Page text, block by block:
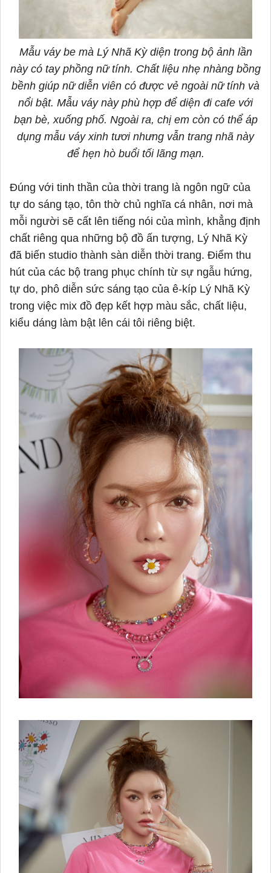
Mẫu váy be mà Lý Nhã Kỳ diện trong bộ ảnh lần
này có tay phồng nữ tính. Chất liệu nhẹ nhàng bồng
bềnh giúp nữ diễn viên có được vẻ ngoài nữ tính và
nổi bật. Mẫu váy này phù hợp để diện đi cafe với
bạn bè, xuống phố. Ngoài ra, chị em còn có thể áp
dụng mẫu váy xinh tươi nhưng vẫn trang nhã này
để hẹn hò buổi tối lãng mạn.
Đúng với tinh thần của thời trang là ngôn ngữ của
tự do sáng tạo, tôn thờ chủ nghĩa cá nhân, nơi mà
mỗi người sẽ cất lên tiếng nói của mình, khẳng định
chất riêng qua những bộ đồ ấn tượng, Lý Nhã Kỳ
đã biến studio thành sàn diễn thời trang. Điểm thu
hút của các bộ trang phục chính từ sự ngẫu hứng,
tự do, phô diễn sức sáng tạo của ê-kíp Lý Nhã Kỳ
trong việc mix đồ đẹp kết hợp màu sắc, chất liệu,
kiểu dáng làm bật lên cái tôi riêng biệt.